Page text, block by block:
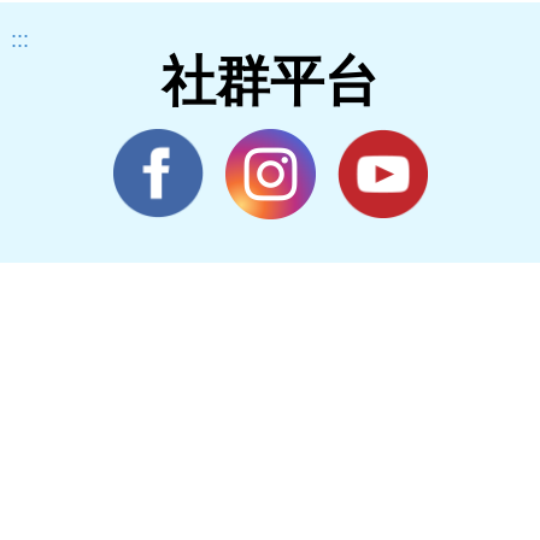
:::
社群平台